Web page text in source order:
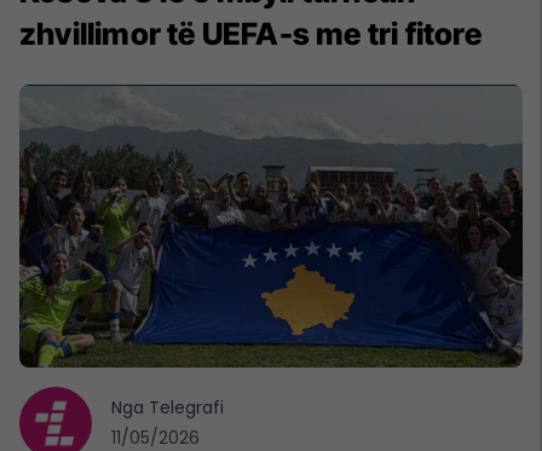
zhvillimor të UEFA-s me tri fitore
Nga Telegrafi
11/05/2026